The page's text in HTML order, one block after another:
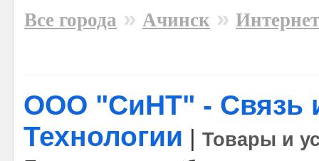
Все города » Ачинск »
ООО "СиНТ" - Связь
Технологии
Товары и